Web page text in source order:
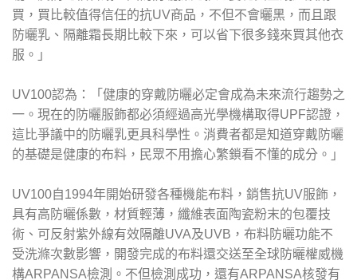
買，買比較值得信任的抗UV商品，不但不會曬黑，而且跟
防曬乳、隔離霜長期比較下來，可以省下很多錢來買其他衣
服。」
UV100認為：「健康的穿戴防曬必定會成為未來流行趨勢之
一。現在的防曬服飾都必須經過高光學機構取得UPF認證，
這比爭議中的防曬乳更具科學性。消費者都是知道穿戴防曬
的基礎是健康的布料，民眾不用擔心繁鎖看不懂的成分。」
UV100自1994年開始研發各種機能布料，銷售抗UV服飾，
具有高防曬係數，材質輕薄，纖維表面陶瓷粉末的包覆技
術、可反射紫外線有效隔離UVA及UVB，布料防曬功能不
受洗滌次數影響，開發完成的布料還交送至全球防曬權威機
構ARPANSA檢測。不但檢測成功，還有ARPANSA核發有